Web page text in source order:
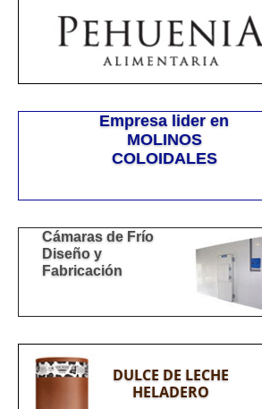
Empresa lider en
MOLINOS
COLOIDALES
Cámaras de Frío
Diseño y
Fabricación
DULCE DE LECHE
HELADERO